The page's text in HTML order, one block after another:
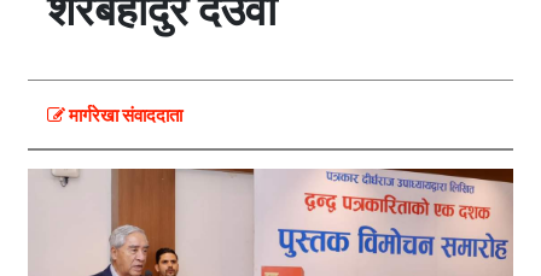
मार्गरेखा संवाददाता